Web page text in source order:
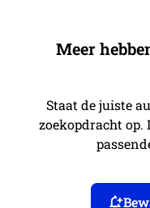
Meer
Staat de juiste
zoekopdracht op.